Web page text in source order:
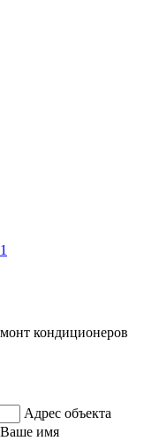
кондиционеров
Адрес объекта
Ваше имя